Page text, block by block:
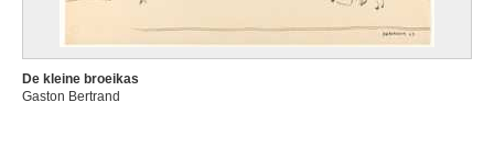
De kleine broeikas
Gaston Bertrand